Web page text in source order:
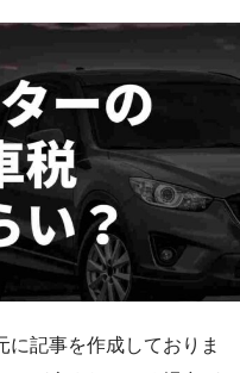
に記事を作成しておりま